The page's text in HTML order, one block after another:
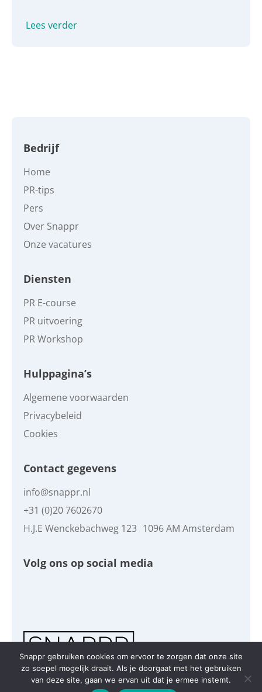
media komen, om zo hun expertstatus te
vergroten. In deze blog gaan we dieper in op
Lees verder
Bedrijf
Home
PR-tips
Pers
Over Snappr
Onze vacatures
Diensten
PR E-course
PR uitvoering
PR Workshop
Hulppagina’s
Algemene voorwaarden
Privacybeleid
Cookies
Contact gegevens
info@snappr.nl
+31 (0)20 7602670
H.J.E Wenckebachweg 123 1096 AM Amsterdam
Volg ons op social media
Copyright © Snappr 2026
Snappr gebruiken cookies om ervoor te zorgen dat onze site
zo soepel mogelijk draait. Als je doorgaat met het gebruiken
van deze site, gaan we ervan uit dat je ermee instemt.